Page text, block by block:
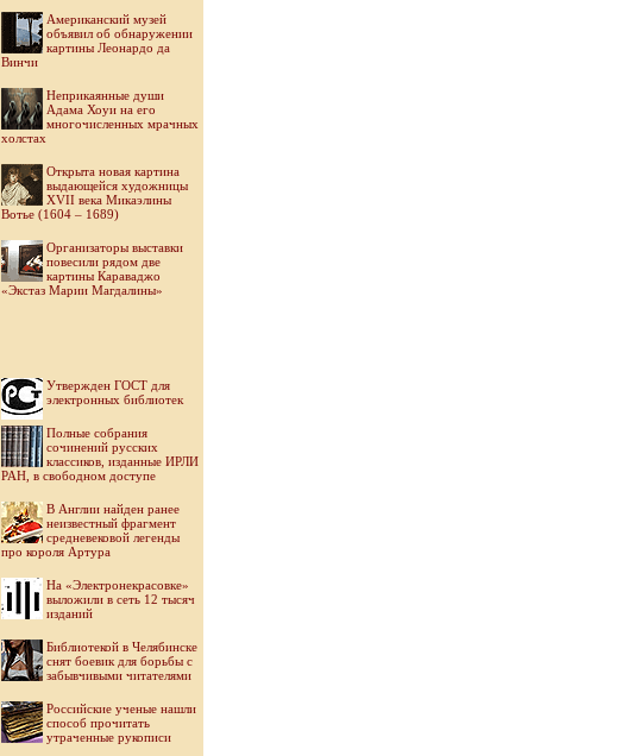
Американский музей
объявил об обнаружении
картины Леонардо да
Винчи
Неприкаянные души
Адама Хоуи на его
многочисленных мрачных
холстах
Открыта новая картина
выдающейся художницы
XVII века Микаэлины
Вотье (1604 – 1689)
Организаторы выставки
повесили рядом две
картины Караваджо
«Экстаз Марии Магдалины»
Утвержден ГОСТ для
электронных библиотек
Полные собрания
сочинений русских
классиков, изданные ИРЛИ
РАН, в свободном доступе
В Англии найден ранее
неизвестный фрагмент
средневековой легенды
про короля Артура
На «Электронекрасовке»
выложили в сеть 12 тысяч
изданий
Библиотекой в Челябинске
снят боевик для борьбы с
забывчивыми читателями
Российские ученые нашли
способ прочитать
утраченные рукописи